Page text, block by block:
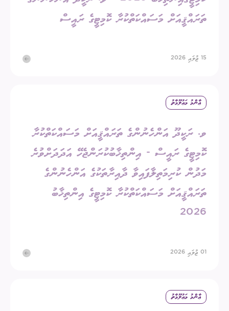
ތަރައްޤީއަށް މަސައްކަތްކުރާ ކޮމިޓީގެ ރައީސް
15 ޖުލައި 2026
ޢާންމު މަޢުލޫމާތު
ވ. ރަކީދޫ އަންހެނުންގެ ތަރައްޤީއަށް މަސައްކަތްކުރާ
ކޮމިޓީގެ ރައީސް - އިންތިޚާބުކުރަންޖެހޭ އަދަދަށްވުރެ
މަދުން ކުރިމަތިލާފައިވާ ދާއިރާތަކުގެ އަންހެނުންގެ
ތަރައްޤީއަށް މަސައްކަތްކުރާ ކޮމިޓީގެ އިންތިޚާބު
2026
01 ޖުލައި 2026
ޢާންމު މަޢުލޫމާތު